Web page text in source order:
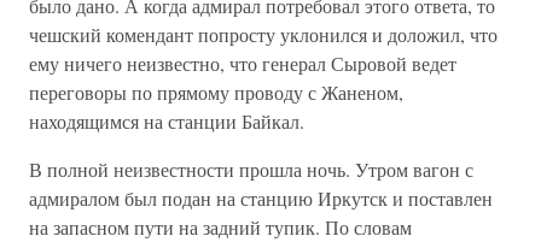
было дано. А когда адмирал потребовал этого ответа, то
чешский комендант попросту уклонился и доложил, что
ему ничего неизвестно, что генерал Сыровой ведет
переговоры по прямому проводу с Жаненом,
находящимся на станции Байкал.
В полной неизвестности прошла ночь. Утром вагон с
адмиралом был подан на станцию Иркутск и поставлен
на запасном пути на задний тупик. По словам